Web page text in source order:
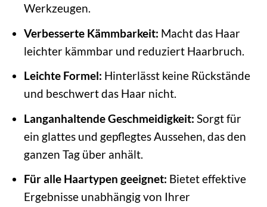
Werkzeugen.
Verbesserte Kämmbarkeit: Macht das Haar
leichter kämmbar und reduziert Haarbruch.
Leichte Formel: Hinterlässt keine Rückstände
und beschwert das Haar nicht.
Langanhaltende Geschmeidigkeit: Sorgt für
ein glattes und gepflegtes Aussehen, das den
ganzen Tag über anhält.
Für alle Haartypen geeignet: Bietet effektive
Ergebnisse unabhängig von Ihrer